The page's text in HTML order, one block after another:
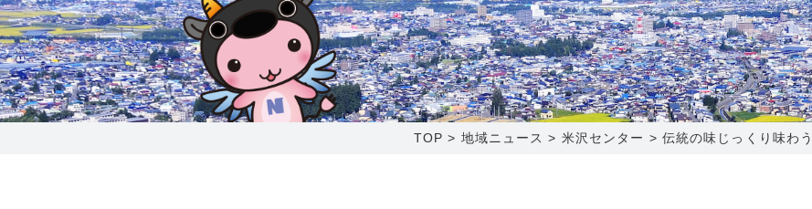
〒992-0044
山形県米沢市春日四丁目2-75
0238-24-2525
営業時間 9:00～18:00
〒960-8252
福島県福島市御山字一本松17-1-1
0120-173-577
営業時間 9:15～18:00
〒992-0044
山形県米沢市春日四丁目2-75
0238-24-2525
営業時間 9:00～18:00
〒960-8252
福島県福島市御山字一本松17-1-1
0120-173-577
営業時間 9:15～18:00
番組情報
〒041-0801
北海道函館市桔梗町379-31
0138-34-2525
営業時間 9:00～18:00
番組情報
TOP > 地域ニュース > 米沢センター > 伝統の味じっくり味わう